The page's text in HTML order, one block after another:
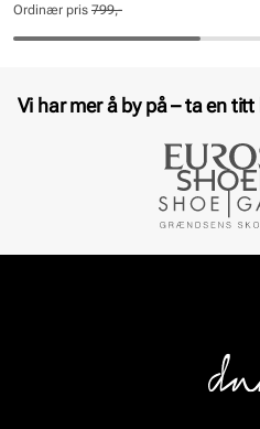
pris
Pris
pris
Pris
Ordinær pris 799,-
Vi har mer å by på – ta en